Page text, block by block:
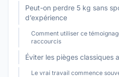
Peut-on perdre 5 kg sans
d’expérience
Comment utiliser ce
raccourcis
Éviter les pièges classiques
Le vrai travail commence